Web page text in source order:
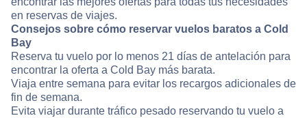
en reservas de viajes.
Consejos sobre cómo reservar vuelos baratos a Cold
Bay
Reserva tu vuelo por lo menos 21 días de antelación para
encontrar la oferta a Cold Bay más barata.
Viaja entre semana para evitar los recargos adicionales de
fin de semana.
Evita viajar durante tráfico pesado reservando tu vuelo a